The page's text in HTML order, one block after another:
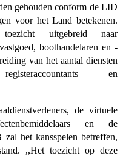
gehouden conform de LID
voor het Land betekenen.
uitgebreid naar
boothandelaren en -
van het aantal diensten
en
de virtuele
en de
zal het kansspelen betreffen,
,,Het toezicht op deze